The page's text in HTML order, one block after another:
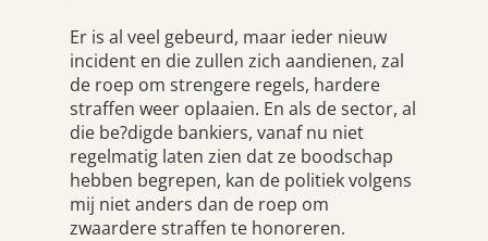
Er is al veel gebeurd, maar ieder nieuw
incident en die zullen zich aandienen, zal
de roep om strengere regels, hardere
straffen weer oplaaien. En als de sector, al
die be?digde bankiers, vanaf nu niet
regelmatig laten zien dat ze boodschap
hebben begrepen, kan de politiek volgens
mij niet anders dan de roep om
zwaardere straffen te honoreren.